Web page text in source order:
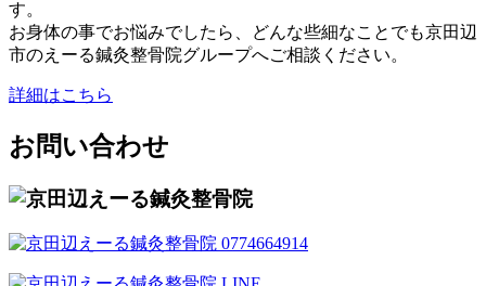
す。
お身体の事でお悩みでしたら、どんな些細なことでも京田辺
市のえーる鍼灸整骨院グループへご相談ください。
詳細はこちら
お問い合わせ